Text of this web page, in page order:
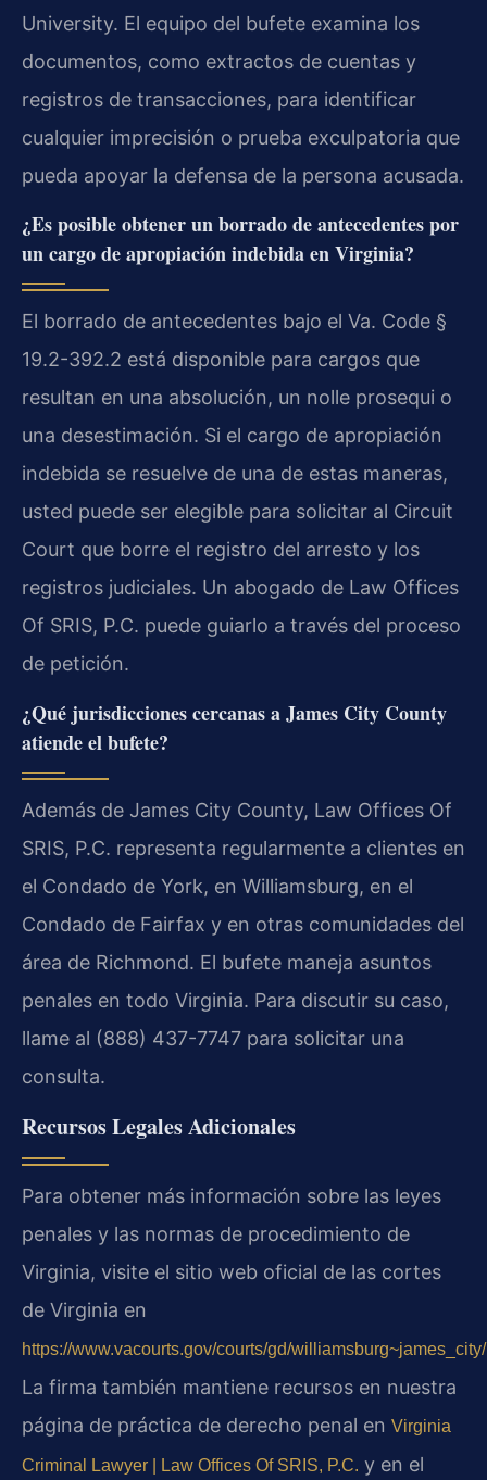
University. El equipo del bufete examina los
documentos, como extractos de cuentas y
registros de transacciones, para identificar
cualquier imprecisión o prueba exculpatoria que
pueda apoyar la defensa de la persona acusada.
¿Es posible obtener un borrado de antecedentes por
un cargo de apropiación indebida en Virginia?
El borrado de antecedentes bajo el Va. Code §
19.2-392.2 está disponible para cargos que
resultan en una absolución, un nolle prosequi o
una desestimación. Si el cargo de apropiación
indebida se resuelve de una de estas maneras,
usted puede ser elegible para solicitar al Circuit
Court que borre el registro del arresto y los
registros judiciales. Un abogado de Law Offices
Of SRIS, P.C. puede guiarlo a través del proceso
de petición.
¿Qué jurisdicciones cercanas a James City County
atiende el bufete?
Además de James City County, Law Offices Of
SRIS, P.C. representa regularmente a clientes en
el Condado de York, en Williamsburg, en el
Condado de Fairfax y en otras comunidades del
área de Richmond. El bufete maneja asuntos
penales en todo Virginia. Para discutir su caso,
llame al (888) 437-7747 para solicitar una
consulta.
Recursos Legales Adicionales
Para obtener más información sobre las leyes
penales y las normas de procedimiento de
Virginia, visite el sitio web oficial de las cortes
de Virginia en
https://www.vacourts.gov/courts/gd/
La firma también mantiene recursos en nuestra
página de práctica de derecho penal en Virginia
Criminal Lawyer | Law Offices Of SRIS, P.C. y en el